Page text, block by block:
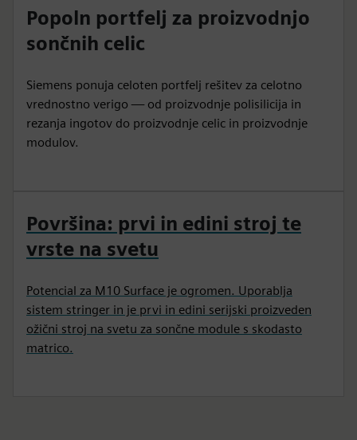
Popoln portfelj za proizvodnjo
sončnih celic
Siemens ponuja celoten portfelj rešitev za celotno
vrednostno verigo — od proizvodnje polisilicija in
rezanja ingotov do proizvodnje celic in proizvodnje
modulov.
Površina: prvi in edini stroj te
vrste na svetu
Potencial za M10 Surface je ogromen. Uporablja
sistem stringer in je prvi in edini serijski proizveden
ožični stroj na svetu za sončne module s skodasto
matrico.